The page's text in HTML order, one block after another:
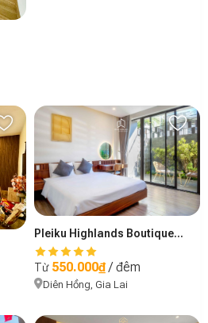
Pleiku Highlands Boutique Hotel
Từ 550.000₫/ đêm
Diên Hồng, Gia Lai